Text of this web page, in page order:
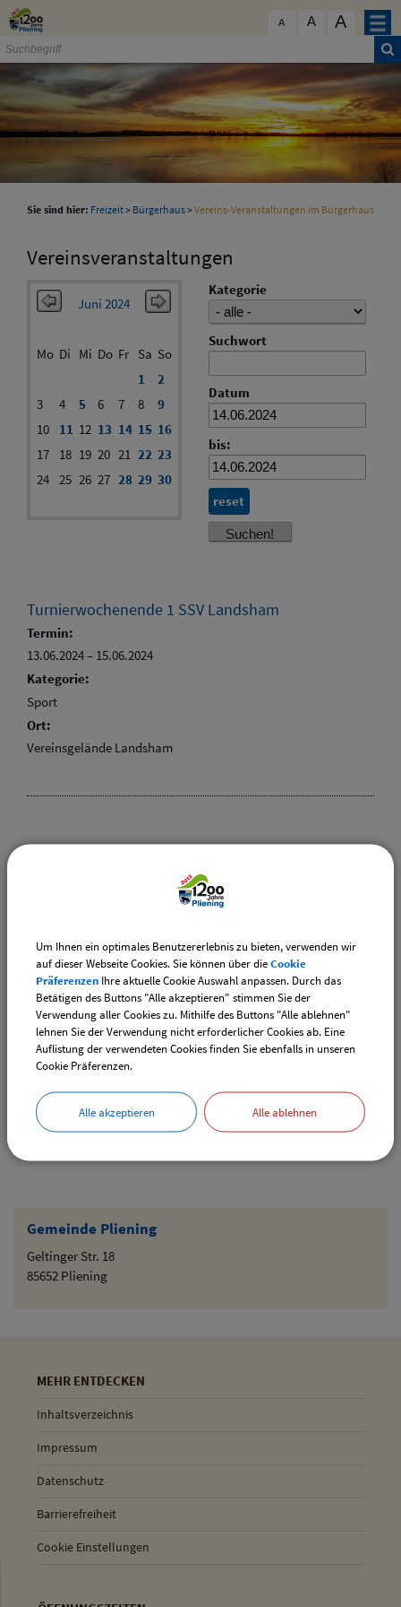
Zum Inhalt
A A A
Gemeinde Pliening
Geltinger Str. 18
85652 Pliening
Sie sind hier: Freizeit> Bürgerhaus>Vereins-Veranstaltungen im Bürgerhaus
Vereinsveranstaltungen
Juni 2024
Mo Di Mi Do Fr Sa So
1
2
3
4 5 6 7 8
9
10
11 12 13 14 15 16
17
18 19 20 21 22 23
24 25 26 27 28 29 30
Kategorie
Suchwort
Datum
bis:
reset
Turnierwochenende 1 SSV Landsham
Termin:
13.06.2024– 15.06.2024
Kategorie:
Sport
Ort:
Vereinsgelände Landsham
Adventsmarkt Hofladen Burghart
Downloads
Den gewählten Termin als VCS-Kalenderdatei
downloaden
Den gewählten Termin als iCal-Kalenderdatei
downloaden
MEHR ENTDECKEN
Inhaltsverzeichnis
Impressum
Datenschutz
Barrierefreiheit
Cookie Einstellungen
Um Ihnen ein optimales Benutzererlebnis zu bieten, verwenden wir
auf dieser Webseite Cookies. Sie können über dieCookie
Präferenzen Ihre aktuelle Cookie Auswahl anpassen. Durch das
Betätigen des Buttons "Alle akzeptieren" stimmen Sie der
Verwendung aller Cookies zu. Mithilfe des Buttons "Alle ablehnen"
lehnen Sie der Verwendung nicht erforderlicher Cookies ab. Eine
Auflistung der verwendeten Cookies finden Sie ebenfalls in unseren
Cookie Präferenzen.
Alle akzeptieren Alle ablehnen
schließen